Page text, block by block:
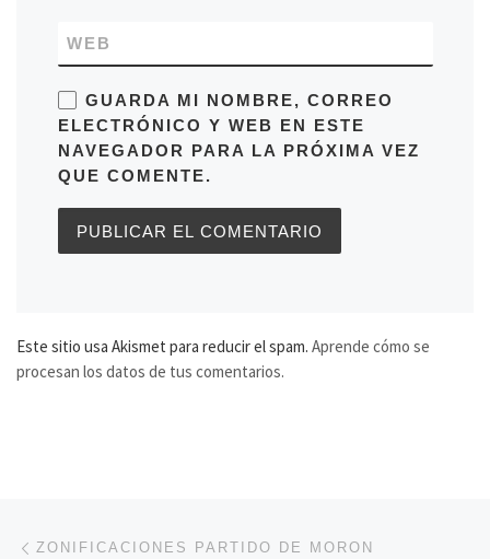
WEB
GUARDA MI NOMBRE, CORREO
ELECTRÓNICO Y WEB EN ESTE
NAVEGADOR PARA LA PRÓXIMA VEZ
QUE COMENTE.
Este sitio usa Akismet para reducir el spam. Aprende cómo se
procesan los datos de tus comentarios.
Navegación de entradas
ZONIFICACIONES PARTIDO DE MORON